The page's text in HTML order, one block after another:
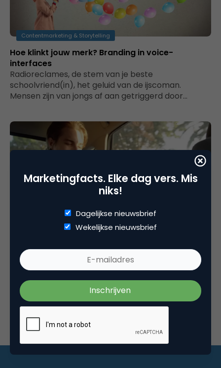
Contentmarketing & Storytelling
Hoe klinkt jouw merk? Branding in voice-
interfaces
Radioreclames, de stem van je beste
schoolvriend(in), het geluid van de ijscoman.
Mensen zijn van jongs af aan getriggerd door…
Nederland
2017 moet het jaar van de chatbot worden. Zoals de
app de belofte was van 2008, is de chatbot nu…
Marketingfacts. Elke dag vers. Mis
niks!
Dagelijkse nieuwsbrief
Wekelijkse nieuwsbrief